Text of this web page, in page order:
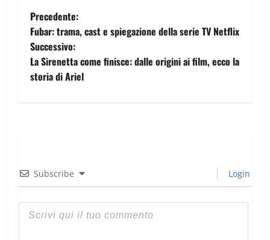
Precedente:
Fubar: trama, cast e spiegazione della serie TV Netflix
Successivo:
La Sirenetta come finisce: dalle origini ai film, ecco la
storia di Ariel
Subscribe Login